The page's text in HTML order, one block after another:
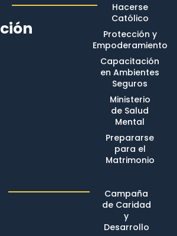
Hacerse
Católico
Protección y
Empoderamiento
Capacitación
en Ambientes
Seguros
Ministerio
de Salud
Mental
Prepararse
para el
Matrimonio
Campaña
de Caridad
y
Desarrollo